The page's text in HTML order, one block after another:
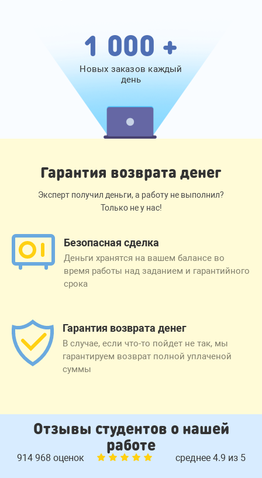
1 000 +
Новых заказов каждый
день
Гарантия возврата денег
Эксперт получил деньги, а работу не выполнил?
Только не у нас!
Безопасная сделка
Деньги хранятся на вашем балансе во
время работы над заданием и гарантийного
срока
Гарантия возврата денег
В случае, если что-то пойдет не так, мы
гарантируем возврат полной уплаченой
суммы
Отзывы студентов о нашей
работе
914 968 оценок среднее 4.9 из 5